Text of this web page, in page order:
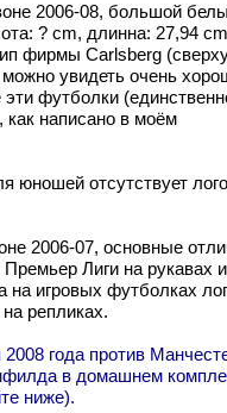
2006-08, большой
? cm, длинна: 27,94
фирмы Carlsberg
увидеть очень
футболки
как написано в моём
юношей отсутствует
2006-07, основные
Лиги на рукавах
на игровых футболках
репликах.
года против
в домашнем
ниже).